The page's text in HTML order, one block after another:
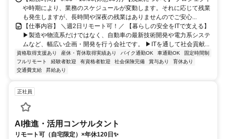
や時期により、業務のスケジュールが変動します。それに応じて残業
も発生しますが、長時間や深夜の残業はありませんのでご安心...
【仕事内容】 ＼週2日リモート可！／ 【暮らしの安全をITで支える】
▶製造や物流系だけではなく、自動車の最新技術開発や電力系システ
ムなど、幅広い企画・開発を行う会社です。 ▶ITを通して社会貢献...
資格取得支援あり 産休・育休取得実績あり バイク通勤OK 車通勤OK
固定時間制
フルリモート
経験者歓迎 有資格者歓迎 社会保険完備 賞与あり
育休あり
交通費支給
昇給あり
正社員
AI推進・活用コンサルタント
リモート可（自宅限定）×年休120日✨